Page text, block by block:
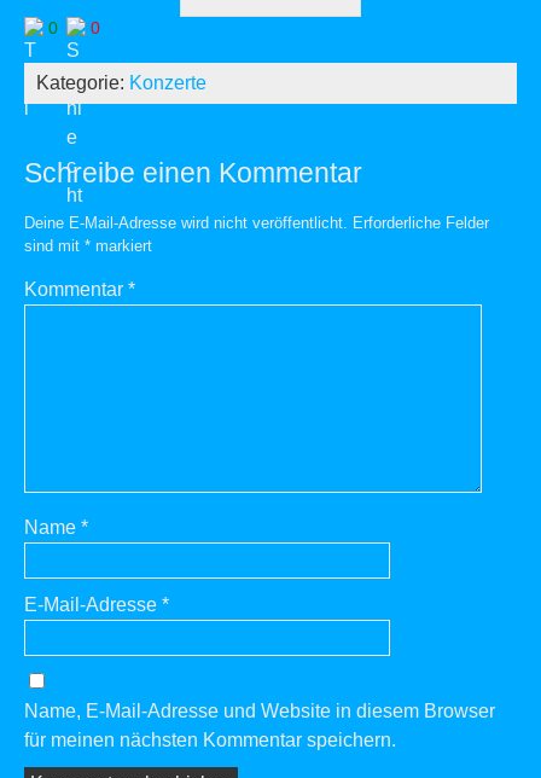
0 0
Kategorie: Konzerte
Schreibe einen Kommentar
Deine E-Mail-Adresse wird nicht veröffentlicht. Erforderliche Felder
sind mit * markiert
Kommentar *
Name *
E-Mail-Adresse *
Name, E-Mail-Adresse und Website in diesem Browser
für meinen nächsten Kommentar speichern.